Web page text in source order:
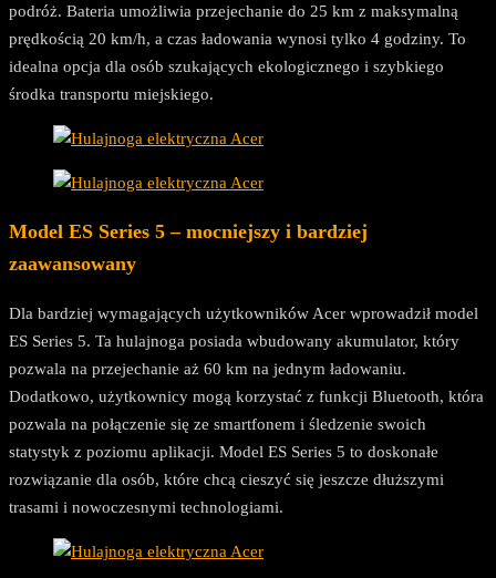
podróż. Bateria umożliwia przejechanie do 25 km z maksymalną
prędkością 20 km/h, a czas ładowania wynosi tylko 4 godziny. To
idealna opcja dla osób szukających ekologicznego i szybkiego
środka transportu miejskiego.
Model ES Series 5 – mocniejszy i bardziej
zaawansowany
Dla bardziej wymagających użytkowników Acer wprowadził model
ES Series 5. Ta hulajnoga posiada wbudowany akumulator, który
pozwala na przejechanie aż 60 km na jednym ładowaniu.
Dodatkowo, użytkownicy mogą korzystać z funkcji Bluetooth, która
pozwala na połączenie się ze smartfonem i śledzenie swoich
statystyk z poziomu aplikacji. Model ES Series 5 to doskonałe
rozwiązanie dla osób, które chcą cieszyć się jeszcze dłuższymi
trasami i nowoczesnymi technologiami.